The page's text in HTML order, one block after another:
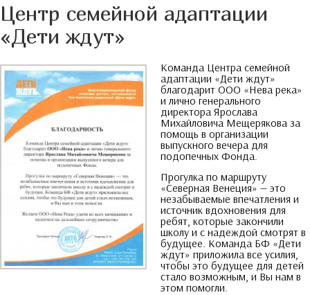
Центр семейной адаптации
«Дети ждут»
Команда Центра семейной
адаптации «Дети ждут»
благодарит ООО «Нева река»
и лично генерального
директора Ярослава
Михайловича Мещерякова за
помощь в организации
выпускного вечера для
подопечных Фонда.
Прогулка по маршруту
«Северная Венеция» — это
незабываемые впечатления и
источник вдохновения для
ребят которые закончили
школу и с надеждой смотрят в
будущее Команда БФ «Дети
ждут» приложила все усилия
чтобы это будущее для детей
стало возможным и Вы нам в
этом помогли